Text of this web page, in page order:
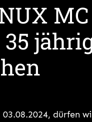
MC
dürfen